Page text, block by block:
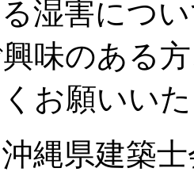
湿害につ
味のある
お願いい
縄県建築